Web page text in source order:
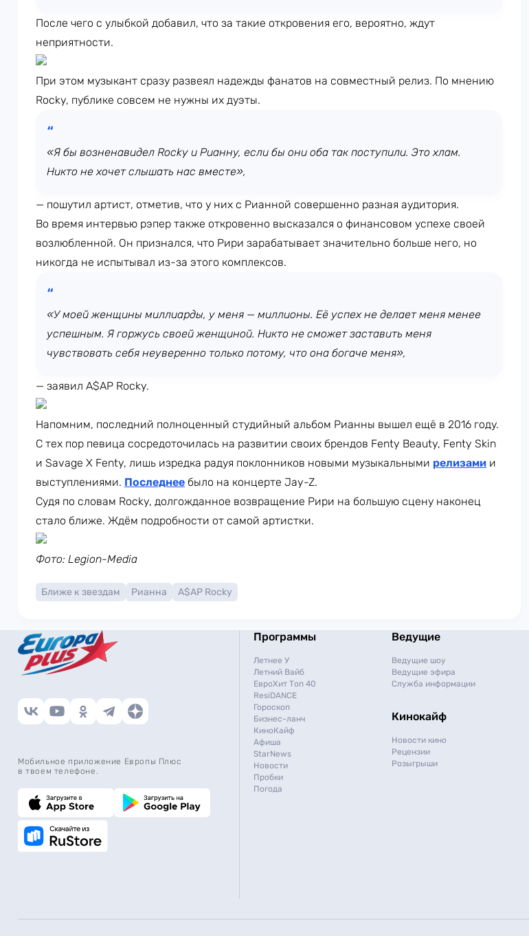
После чего с улыбкой добавил, что за такие откровения его, вероятно, ждут
неприятности.
При этом музыкант сразу развеял надежды фанатов на совместный релиз. По мнению
Rocky, публике совсем не нужны их дуэты.
«Я бы возненавидел Rocky и Рианну, если бы они оба так поступили. Это хлам.
Никто не хочет слышать нас вместе»,
— пошутил артист, отметив, что у них с Рианной совершенно разная аудитория.
Во время интервью рэпер также откровенно высказался о финансовом успехе своей
возлюбленной. Он признался, что Рири зарабатывает значительно больше него, но
никогда не испытывал из-за этого комплексов.
«У моей женщины миллиарды, у меня — миллионы. Её успех не делает меня менее
успешным. Я горжусь своей женщиной. Никто не сможет заставить меня
чувствовать себя неуверенно только потому, что она богаче меня»,
— заявил A$AP Rocky.
Напомним, последний полноценный студийный альбом Рианны вышел ещё в 2016 году.
С тех пор певица сосредоточилась на развитии своих брендов Fenty Beauty, Fenty Skin
и Savage X Fenty, лишь изредка радуя поклонников новыми музыкальными релизами и
выступлениями. Последнее было на концерте Jay-Z.
Судя по словам Rocky, долгожданное возвращение Рири на большую сцену наконец
стало ближе. Ждём подробности от самой артистки.
Фото: Legion-Media
Ближе к звездам Рианна A$AP Rocky
Мобильное приложение Европы Плюс
в твоем телефоне.
Программы
Летнее У
Летний Вайб
ЕвроХит Топ 40
ResiDANCE
Гороскоп
Бизнес-ланч
КиноКайф
Афиша
StarNews
Новости
Пробки
Погода
Ведущие
Ведущие шоу
Ведущие эфира
Служба информации
Кинокайф
Новости кино
Рецензии
Розыгрыши